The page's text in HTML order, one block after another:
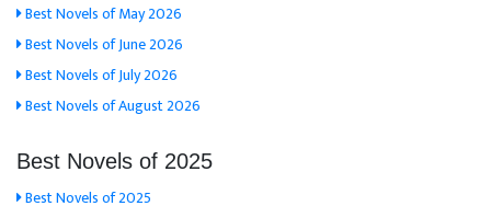
Best Novels of May 2026
Best Novels of June 2026
Best Novels of July 2026
Best Novels of August 2026
Best Novels of 2025
Best Novels of 2025